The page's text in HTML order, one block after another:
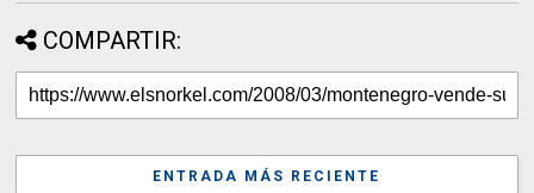
COMPARTIR:
ENTRADA MÁS RECIENTE